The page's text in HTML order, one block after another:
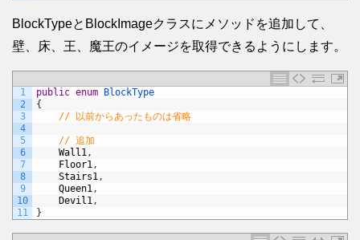
BlockTypeとBlockImageクラスにメソッドを追加して、
壁、床、王、魔王のイメージを取得できるようにします。
1
2
3
4
5
6
7
8
9
10
11
public enum
BlockType
{
// 以前からあったものは省略
// 追加
Wall1,
Floor1,
Stairs1,
Queen1,
Devil1,
}